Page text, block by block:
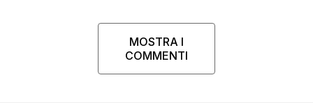
MOSTRA I
COMMENTI